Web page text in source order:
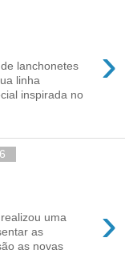
›
lanchonetes
linha
inspirada no
›
uma
as
as novas